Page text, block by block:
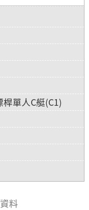
單人C艇(C1)
料